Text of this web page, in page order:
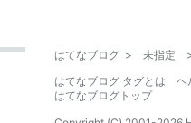
はてなブログ > 未指定
はてなブログ タグとは
ヘ
はてなブログトップ